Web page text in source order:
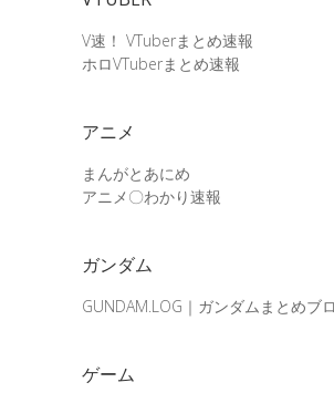
V速！ VTuberまとめ速報
ホロVTuberまとめ速報
アニメ
まんがとあにめ
アニメ〇わかり速報
ガンダム
GUNDAM.LOG｜ガンダムまとめブ
ゲーム